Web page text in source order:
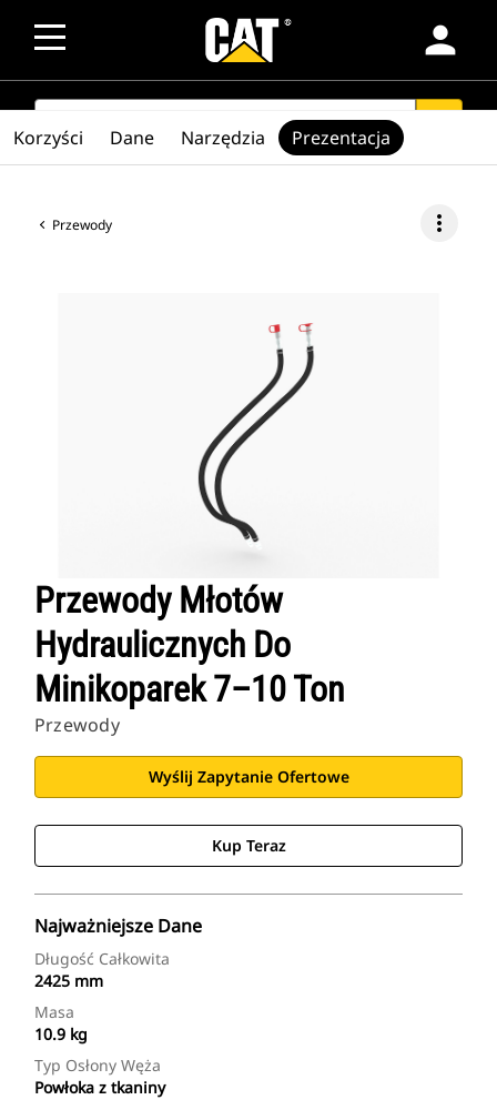
person
SEARCH
Przewody more_vert
Przewody Młotów
Hydraulicznych Do
Minikoparek 7–10 Ton
Przewody
Wyślij Zapytanie Ofertowe
Kup Teraz
Najważniejsze Dane
Długość Całkowita
2425 mm
Masa
10.9 kg
Typ Osłony Węża
Powłoka z tkaniny
Korzyści Dane Narzędzia Prezentacja